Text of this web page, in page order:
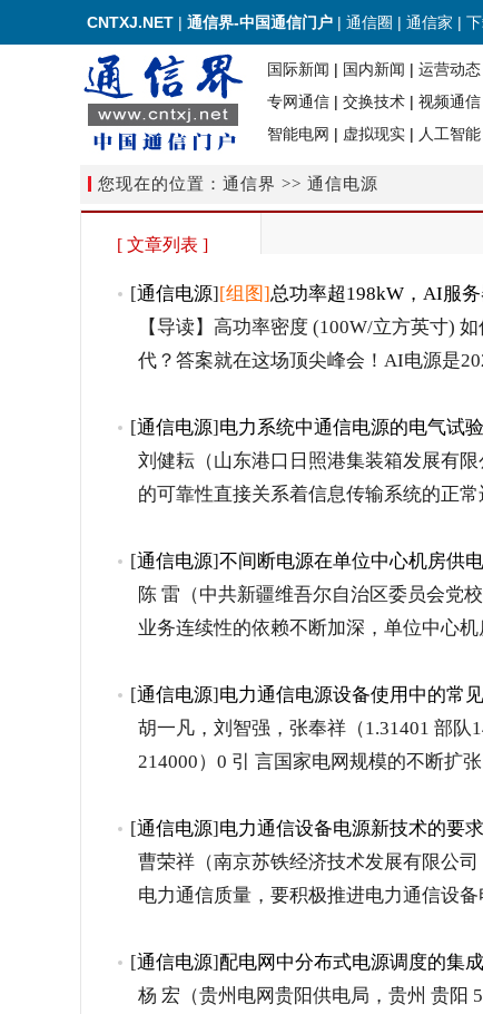
CNTXJ.NET | 通信界-中国通信门户 | 通信圈 | 通信家 |
国际新闻 | 国内新闻 | 运营动态
专网通信 | 交换技术 | 视频通信
智能电网 | 虚拟现实 | 人工智能
您现在的位置：通信界 >> 通信电源
[ 文章列表 ]
[通信电源][组图]总功率超198kW，AI服
【导读】高功率密度 (100W/立方英寸)
代？答案就在这场顶尖峰会！AI电源是
[通信电源]电力系统中通信电源的电气试
刘健耘（山东港口日照港集装箱发展有
的可靠性直接关系着信息传输系统的正
[通信电源]不间断电源在单位中心机房供
陈 雷（中共新疆维吾尔自治区委员会党
业务连续性的依赖不断加深，单位中心
[通信电源]电力通信电源设备使用中的常
胡一凡，刘智强，张奉祥（1.31401 部队
214000）0 引 言国家电网规模的不断扩
[通信电源]电力通信设备电源新技术的要
曹荣祥（南京苏铁经济技术发展有限公
电力通信质量，要积极推进电力通信设
[通信电源]配电网中分布式电源调度的集
杨 宏（贵州电网贵阳供电局，贵州 贵阳